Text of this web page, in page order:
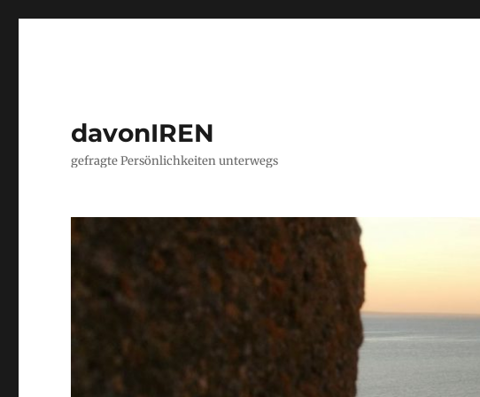
davonIREN
gefragte Persönlichkeiten unterwegs